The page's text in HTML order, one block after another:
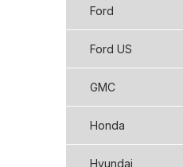
Ford
Ford US
GMC
Honda
Hyundai